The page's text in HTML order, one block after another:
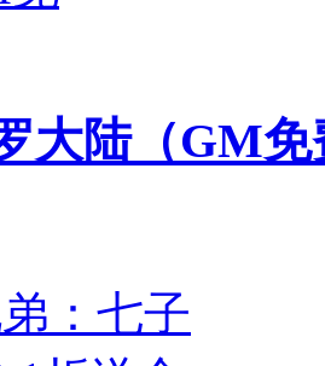
大陆（GM免